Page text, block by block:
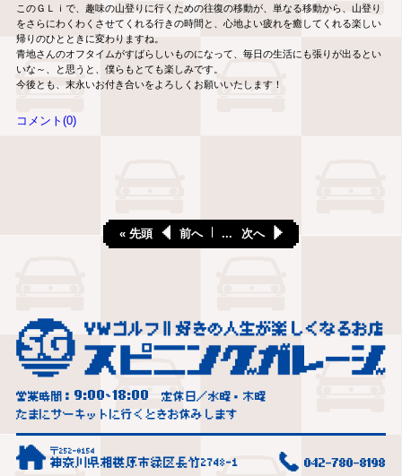
このＧＬｉで、趣味の山登りに行くための往復の移動が、単なる移動から、山登り
をさらにわくわくさせてくれる行きの時間と、心地よい疲れを癒してくれる楽しい
帰りのひとときに変わりますね。
青地さんのオフタイムがすばらしいものになって、毎日の生活にも張りが出るとい
いな～、と思うと、僕らもとても楽しみです。
今後とも、末永いお付き合いをよろしくお願いいたします！
コメント(0)
« 先頭 前へ ... 次へ
営業時間： 9:00~18:00
定休日／水曜・木曜
たまにサーキットに行くときお休みします
〒252-0154
神奈川県相模原市緑区長竹2748-1 042-780-8198